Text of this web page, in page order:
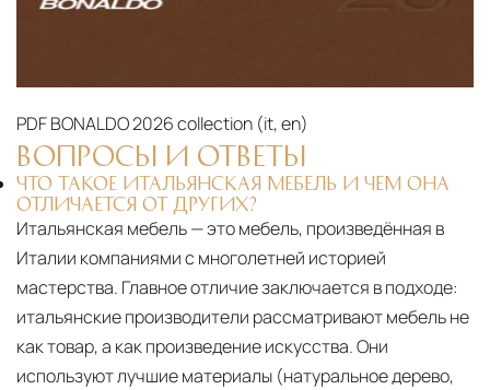
PDFBONALDO 2026 collection (it, en)‎
ВОПРОСЫ И ОТВЕТЫ
ЧТО ТАКОЕ ИТАЛЬЯНСКАЯ МЕБЕЛЬ И ЧЕМ ОНА
ОТЛИЧАЕТСЯ ОТ ДРУГИХ?
Итальянская мебель — это мебель, произведённая в
Италии компаниями с многолетней историей
мастерства. Главное отличие заключается в подходе:
итальянские производители рассматривают мебель не
как товар, а как произведение искусства. Они
используют лучшие материалы (натуральное дерево,